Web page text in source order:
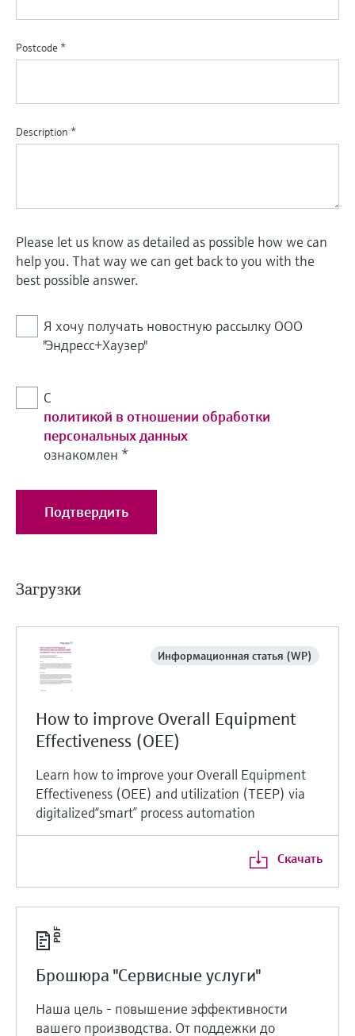
Postcode *
Description *
Please let us know as detailed as possible how we can
help you. That way we can get back to you with the
best possible answer.
Я хочу получать новостную рассылку ООО
"Эндресс+Хаузер"
С
политикой в отношении обработки
персональных данных
ознакомлен *
Подтвердить
Загрузки
Информационная статья (WP)
How to improve Overall Equipment
Effectiveness (OEE)
Learn how to improve your Overall Equipment
Effectiveness (OEE) and utilization (TEEP) via
digitalized“smart” process automation
Скачать
Брошюра "Сервисные услуги"
Наша цель - повышение эффективности
вашего производства. От поддежки до